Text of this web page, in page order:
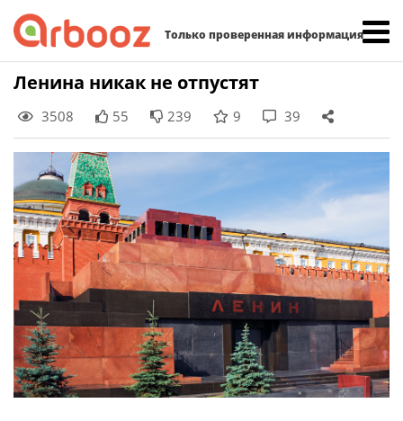
Только проверенная информация
Skip
content
Ленина никак не отпустят
3508 55 239 9 39
Найти: